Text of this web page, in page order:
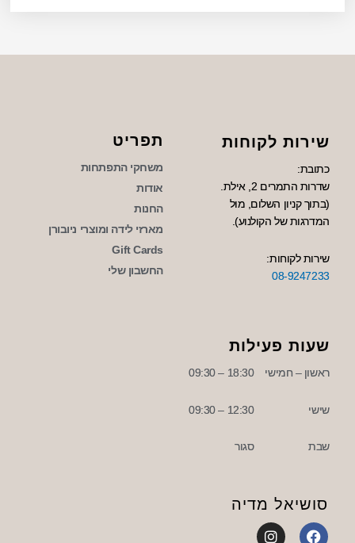
שירות לקוחות
כתובת:
שדרות התמרים 2, אילת.
(בתוך קניון השלום, מול
המדרגות של הקולנוע).
שירות לקוחות:
08-9247233
תפריט
משחקי התפתחות
אודות
החנות
מארזי לידה ומוצרי ניובורן
Gift Cards
החשבון שלי
שעות פעילות
ראשון – חמישי
שישי
שבת
18:30 – 09:30
12:30 – 09:30
סגור
סושיאל מדיה
F
I